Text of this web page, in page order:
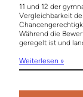
11 und 12 der
Vergleichbarkeit
Während die
geregelt ist und
Weiterlesen »